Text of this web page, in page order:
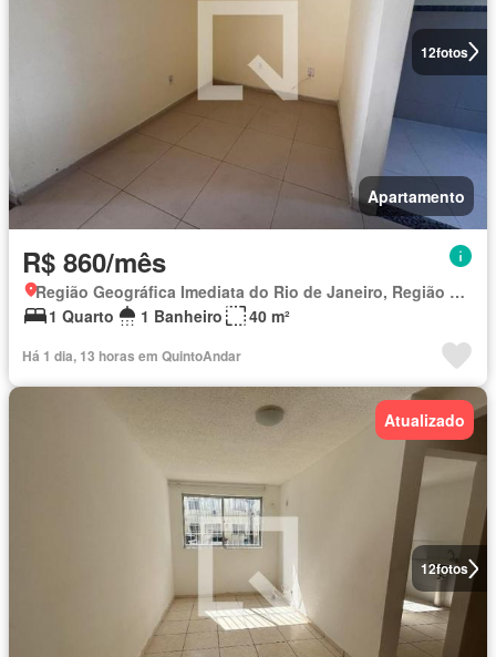
12fotos
Apartamento
R$ 860/mês
Região Geográfica Imediata do Rio de Janeiro, Região Metropolitana do Rio de Janeiro
1 Quarto
1 Banheiro 40 m²
Há 1 dia, 13 horas em QuintoAndar
12fotos
Atualizado